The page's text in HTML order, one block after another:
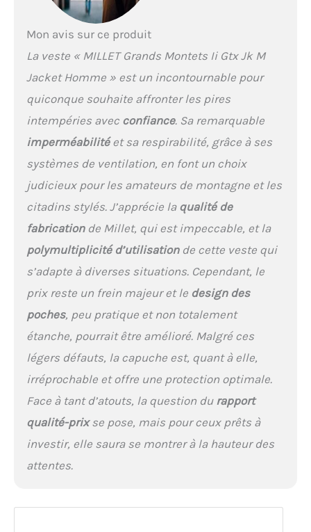
Mon avis sur ce produit
La veste « MILLET Grands Montets Ii Gtx Jk M
Jacket Homme » est un incontournable pour
quiconque souhaite affronter les pires
intempéries avec confiance. Sa remarquable
imperméabilitéet sa respirabilité, grâce à ses
systèmes de ventilation, en font un choix
judicieux pour les amateurs de montagne et les
citadins stylés. J’apprécie la qualité de
fabricationde Millet, qui est impeccable, et la
polymultiplicité d’utilisationde cette veste qui
s’adapte à diverses situations. Cependant, le
prix reste un frein majeur et le design des
poches, peu pratique et non totalement
étanche, pourrait être amélioré. Malgré ces
légers défauts, la capuche est, quant à elle,
irréprochable et offre une protection optimale.
Face à tant d’atouts, la question du rapport
qualité-prixse pose, mais pour ceux prêts à
investir, elle saura se montrer à la hauteur des
attentes.